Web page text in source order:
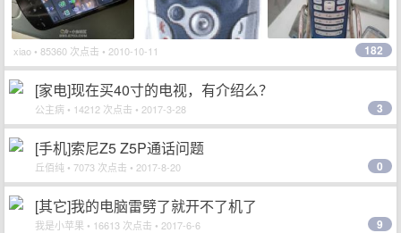
xiao • 85360 次点击 • 2010-10-11 182
[家电]现在买40寸的电视，有介绍么？
公主病 • 14212 次点击 • 2017-3-28 3
[手机]索尼Z5 Z5P通话问题
丘佰纯 • 7073 次点击 • 2017-8-20 0
[其它]我的电脑雷劈了就开不了机了
我是小苹果 • 16613 次点击 • 2017-6-6 9